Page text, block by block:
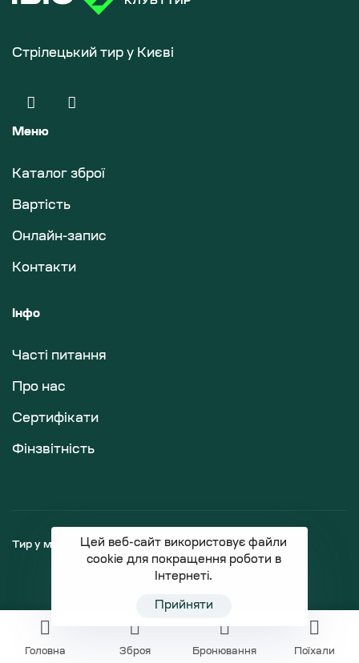
Стрілецький тир у Києві
Меню
Каталог зброї
Вартість
Онлайн-запис
Контакти
Інфо
Часті питання
Про нас
Сертифікати
Фінзвітність
Тир у м.Дніпро Магазин зброї
Головна Зброя Бронювання Поїхали
Цей веб-сайт використовує файли
cookie для покращення роботи в
Інтернеті.
Прийняти